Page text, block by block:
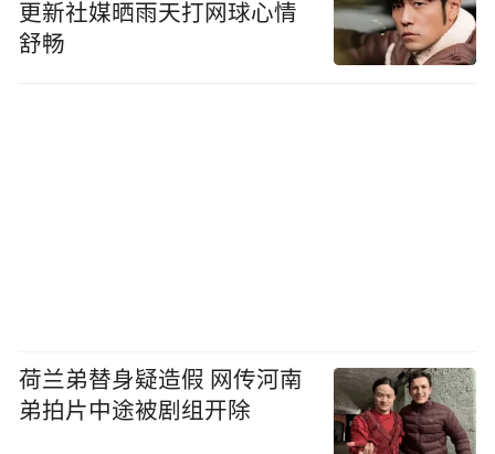
更新社媒晒雨天打网球心情
舒畅
荷兰弟替身疑造假 网传河南
弟拍片中途被剧组开除